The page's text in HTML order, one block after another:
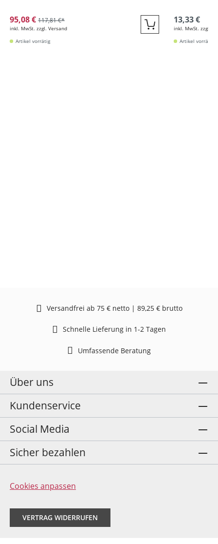
95,08 € 117,81 €*
inkl. MwSt. zzgl. Versand Quickbuy
Artikel vorrätig
13,33 €
inkl. MwSt. zzgl.
Artikel vorrätig
Versandfrei ab 75 € netto | 89,25 € brutto
Schnelle Lieferung in 1-2 Tagen
Umfassende Beratung
Über uns
Kundenservice
Social Media
Sicher bezahlen
Cookies anpassen
VERTRAG WIDERRUFEN